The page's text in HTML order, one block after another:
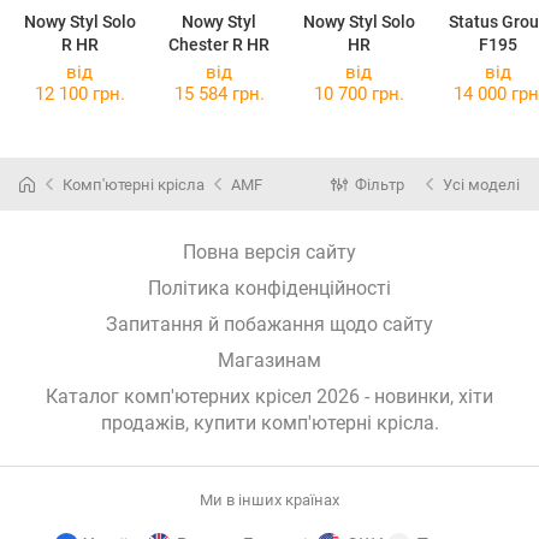
Nowy Styl Solo
R HR
Nowy Styl
Chester R HR
Nowy Styl Solo
HR
Status
F195
від
12 100 грн.
від
15 584 грн.
від
10 700 грн.
від
14 000
Комп'ютерні крісла AMF Фільтр Усі моделі
Повна версія сайту
Політика конфіденційності
Запитання й побажання щодо сайту
Магазинам
Каталог комп'ютерних крісел 2026 - новинки, хіти
продажів, купити комп'ютерні крісла.
Ми в інших країнах